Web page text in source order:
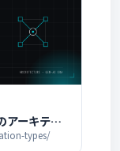
ーキテク
types/